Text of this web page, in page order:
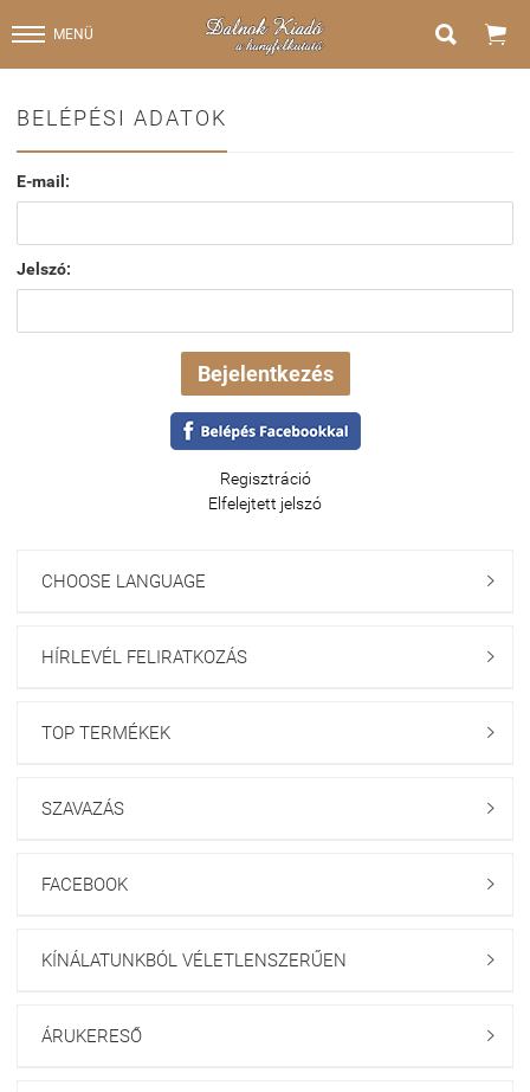
MENÜ  
BELÉPÉSI ADATOK
E-mail:
Jelszó:
Regisztráció
Elfelejtett jelszó
CHOOSE LANGUAGE 
HÍRLEVÉL FELIRATKOZÁS 
TOP TERMÉKEK 
SZAVAZÁS 
FACEBOOK 
KÍNÁLATUNKBÓL VÉLETLENSZERŰEN 
ÁRUKERESŐ 